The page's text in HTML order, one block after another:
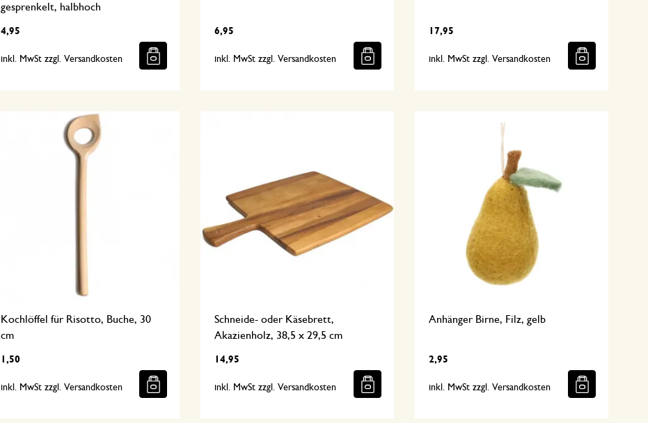
gesprenkelt, halbhoch
4,95
inkl. MwSt zzgl. Versandkosten
6,95
inkl. MwSt zzgl. Versandkosten
17,95
inkl. MwSt zzgl. Versandkosten
Kochlöffel für Risotto, Buche, 30
cm
1,50
inkl. MwSt zzgl. Versandkosten
Schneide- oder Käsebrett,
Akazienholz, 38,5 x 29,5 cm
14,95
inkl. MwSt zzgl. Versandkosten
Anhänger Birne, Filz, gelb
2,95
inkl. MwSt zzgl. Versandkosten